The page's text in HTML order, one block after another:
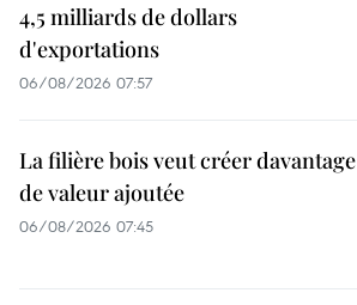
4,5 milliards de dollars
d'exportations
06/08/2026 07:57
La filière bois veut créer davantage
de valeur ajoutée
06/08/2026 07:45